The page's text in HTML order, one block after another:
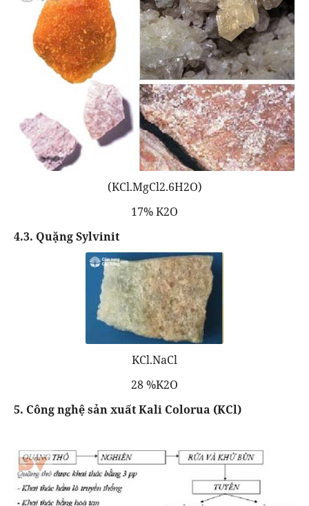
(KCl.MgCl2.6H2O)
17% K2O
4.3. Quặng Sylvinit
KCl.NaCl
28 %K2O
5. Công nghệ sản xuất Kali Colorua (KCl)